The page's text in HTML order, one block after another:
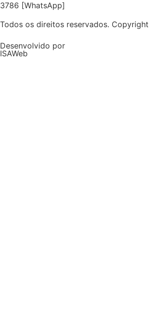
3786 [WhatsApp]
Todos os direitos reservados. Copyright
Desenvolvido por
ISAWeb